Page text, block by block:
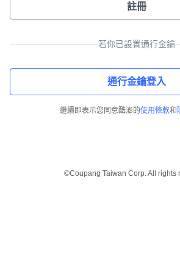
註冊
若你已設置通行金鑰
通行金鑰登入
繼續即表示您同意酷澎的使用條款和
©Coupang Taiwan Corp. All rights